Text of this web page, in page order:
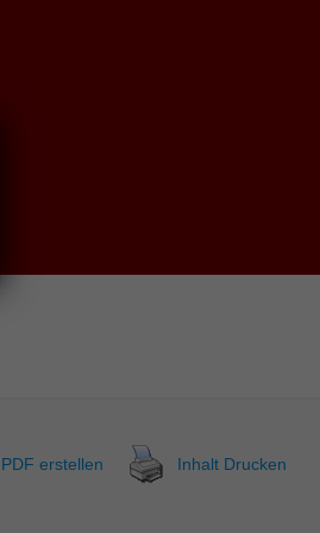
PDF erstellen Inhalt Drucken